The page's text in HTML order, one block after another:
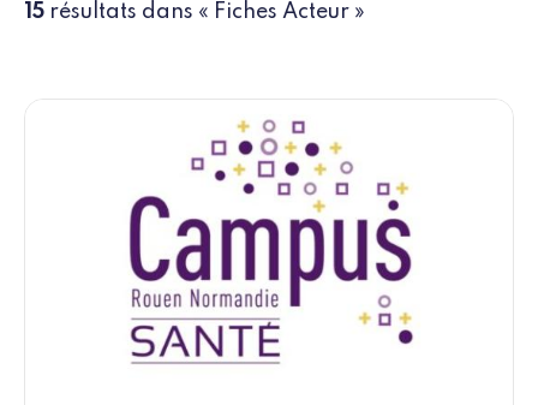
15 résultats dans « Fiches Acteur »